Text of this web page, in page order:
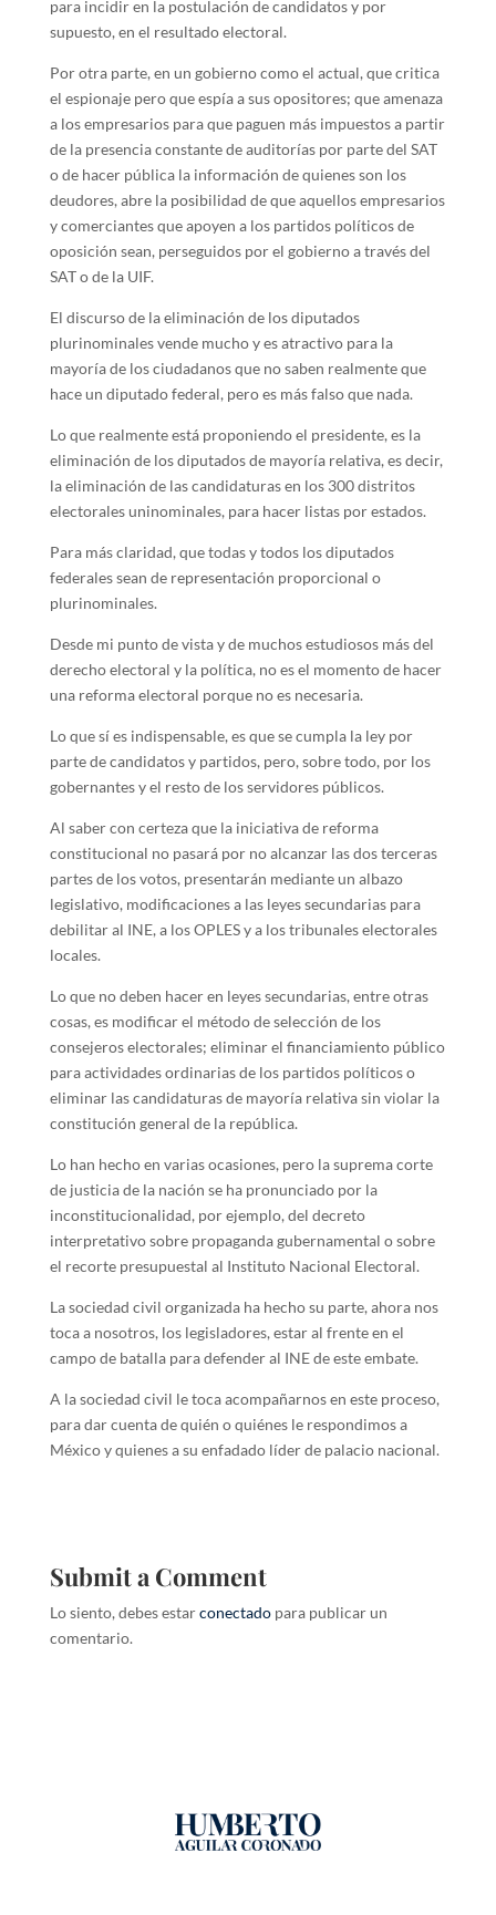
para incidir en la postulación de candidatos y por
supuesto, en el resultado electoral.
Por otra parte, en un gobierno como el actual, que critica
el espionaje pero que espía a sus opositores; que amenaza
a los empresarios para que paguen más impuestos a partir
de la presencia constante de auditorías por parte del SAT
o de hacer pública la información de quienes son los
deudores, abre la posibilidad de que aquellos empresarios
y comerciantes que apoyen a los partidos políticos de
oposición sean, perseguidos por el gobierno a través del
SAT o de la UIF.
El discurso de la eliminación de los diputados
plurinominales vende mucho y es atractivo para la
mayoría de los ciudadanos que no saben realmente que
hace un diputado federal, pero es más falso que nada.
Lo que realmente está proponiendo el presidente, es la
eliminación de los diputados de mayoría relativa, es decir,
la eliminación de las candidaturas en los 300 distritos
electorales uninominales, para hacer listas por estados.
Para más claridad, que todas y todos los diputados
federales sean de representación proporcional o
plurinominales.
Desde mi punto de vista y de muchos estudiosos más del
derecho electoral y la política, no es el momento de hacer
una reforma electoral porque no es necesaria.
Lo que sí es indispensable, es que se cumpla la ley por
parte de candidatos y partidos, pero, sobre todo, por los
gobernantes y el resto de los servidores públicos.
Al saber con certeza que la iniciativa de reforma
constitucional no pasará por no alcanzar las dos terceras
partes de los votos, presentarán mediante un albazo
legislativo, modificaciones a las leyes secundarias para
debilitar al INE, a los OPLES y a los tribunales electorales
locales.
Lo que no deben hacer en leyes secundarias, entre otras
cosas, es modificar el método de selección de los
consejeros electorales; eliminar el financiamiento público
para actividades ordinarias de los partidos políticos o
eliminar las candidaturas de mayoría relativa sin violar la
constitución general de la república.
Lo han hecho en varias ocasiones, pero la suprema corte
de justicia de la nación se ha pronunciado por la
inconstitucionalidad, por ejemplo, del decreto
interpretativo sobre propaganda gubernamental o sobre
el recorte presupuestal al Instituto Nacional Electoral.
La sociedad civil organizada ha hecho su parte, ahora nos
toca a nosotros, los legisladores, estar al frente en el
campo de batalla para defender al INE de este embate.
A la sociedad civil le toca acompañarnos en este proceso,
para dar cuenta de quién o quiénes le respondimos a
México y quienes a su enfadado líder de palacio nacional.
Submit a Comment
Lo siento, debes estarconectadopara publicar un
comentario.